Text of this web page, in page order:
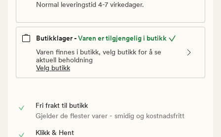
Normal leveringstid 4-7 virkedager.
Butikklager -Varen er tilgjengelig i butikk
Varen finnes i butikk, velg butikk for å se
aktuell beholdning
Velg butikk
Fri frakt til butikk
Gjelder de flester varer - smidig og kostnadsfritt
Klikk & Hent